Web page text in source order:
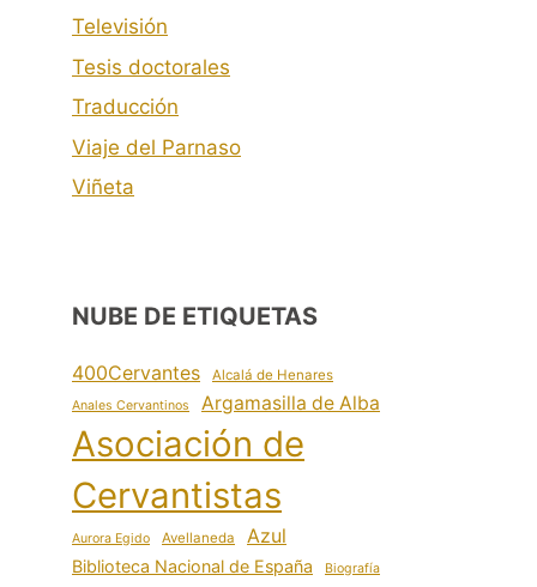
Televisión
Tesis doctorales
Traducción
Viaje del Parnaso
Viñeta
NUBE DE ETIQUETAS
400Cervantes Alcalá de Henares
Anales Cervantinos Argamasilla de Alba
Asociación de
Cervantistas
Aurora Egido Avellaneda Azul
Biblioteca Nacional de España Biografía